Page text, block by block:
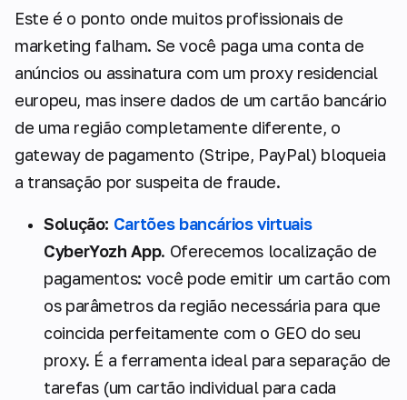
Este é o ponto onde muitos profissionais de
marketing falham. Se você paga uma conta de
anúncios ou assinatura com um proxy residencial
europeu, mas insere dados de um cartão bancário
de uma região completamente diferente, o
gateway de pagamento (Stripe, PayPal) bloqueia
a transação por suspeita de fraude.
Solução: Cartões bancários virtuais
CyberYozh App. Oferecemos localização de
pagamentos: você pode emitir um cartão com
os parâmetros da região necessária para que
coincida perfeitamente com o GEO do seu
proxy. É a ferramenta ideal para separação de
tarefas (um cartão individual para cada